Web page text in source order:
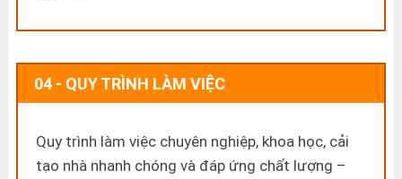
04 - QUY TRÌNH LÀM VIỆC
Quy trình làm việc chuyên nghiệp, khoa học, cải
tạo nhà nhanh chóng và đáp ứng chất lượng –